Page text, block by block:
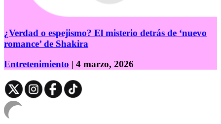
¿Verdad o espejismo? El misterio detrás de ‘nuevo
romance’ de Shakira
Entretenimiento | 4 marzo, 2026